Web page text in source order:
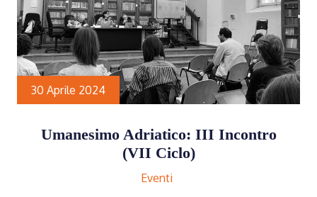
30 Aprile 2024
Umanesimo Adriatico: III Incontro
(VII Ciclo)
Eventi